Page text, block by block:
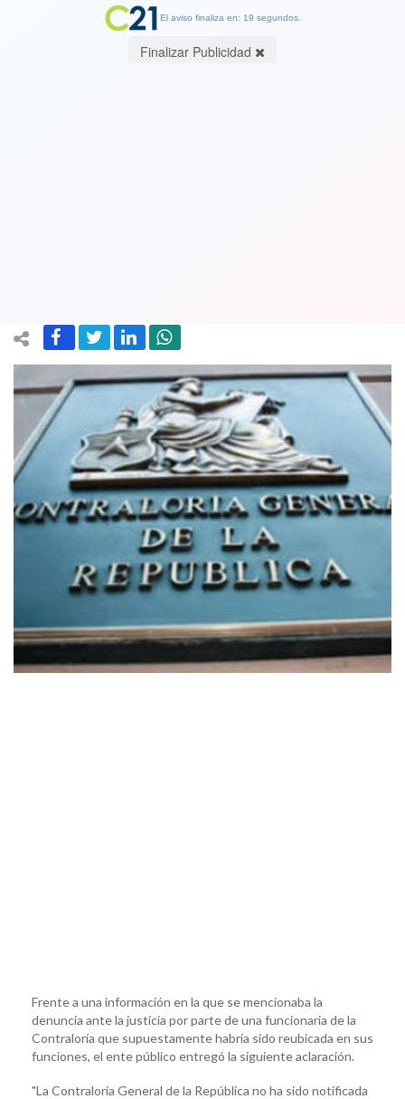
Frente a una información en la que se mencionaba la
denuncia ante la justicia por parte de una funcionaria de la
Contraloría que supuestamente habría sido reubicada en sus
funciones, el ente público entregó la siguiente aclaración.
"La Contraloría General de la República no ha sido notificada
El aviso finaliza en: 19 segundos.
Finalizar Publicidad